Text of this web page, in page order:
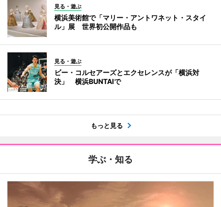
見る・遊ぶ
横浜美術館で「マリー・アントワネット・スタイ
ル」展 世界初公開作品も
見る・遊ぶ
ビー・コルセアーズとエクセレンスが「横浜対
決」 横浜BUNTAIで
もっと見る
学ぶ・知る